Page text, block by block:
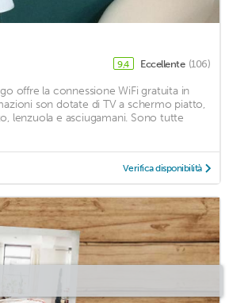
9,4 Eccellente (106)
offre la connessione WiFi gratuita in
son dotate di TV a schermo piatto,
lenzuola e asciugamani. Sono tutte
Verifica disponibilità